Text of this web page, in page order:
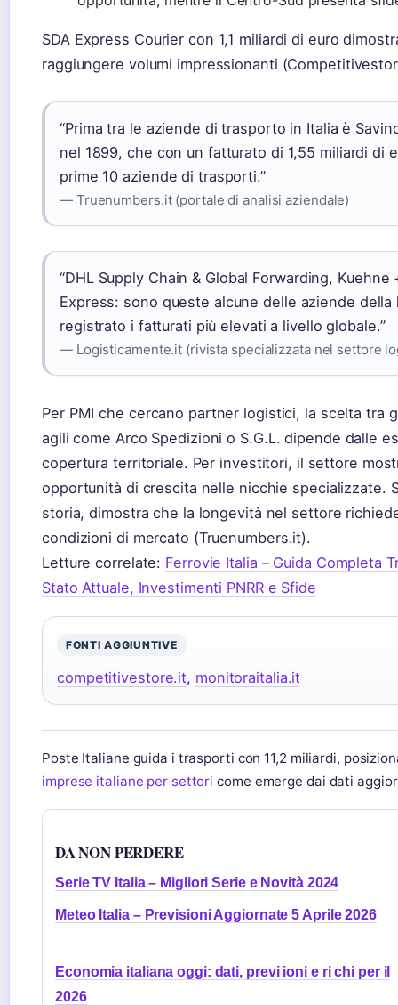
SDA Express Courier con 1,1 miliardi di euro
raggiungere volumi impressionanti
“Prima tra le aziende di trasporto in Italia è
nel 1899, che con un fatturato di 1,55 miliardi di
prime 10 aziende di trasporti.”
— Truenumbers.it (portale di analisi aziendale)
“DHL Supply Chain & Global Forwarding,
Express: sono queste alcune delle aziende
registrato i fatturati più elevati a livello globale.”
— Logisticamente.it (rivista specializzata nel settore
Per PMI che cercano partner logistici, la scelta tra
agili come Arco Spedizioni o S.G.L. dipende dalle
copertura territoriale. Per investitori, il settore
opportunità di crescita nelle nicchie specializzate.
storia, dimostra che la longevità nel settore
condizioni di mercato (Truenumbers.it).
Letture correlate: Ferrovie Italia – Guida Completa
Stato Attuale, Investimenti PNRR e Sfide
FONTI AGGIUNTIVE
competitivestore.it, monitoraitalia.it
Poste Italiane guida i trasporti con 11,2 miliardi,
imprese italiane per settori come emerge dai dati
DA NON PERDERE
Serie TV Italia – Migliori Serie e Novità 2024
Meteo Italia – Previsioni Aggiornate 5 Aprile 2026
Economia italiana oggi: dati, previ ioni e ri chi per il
2026